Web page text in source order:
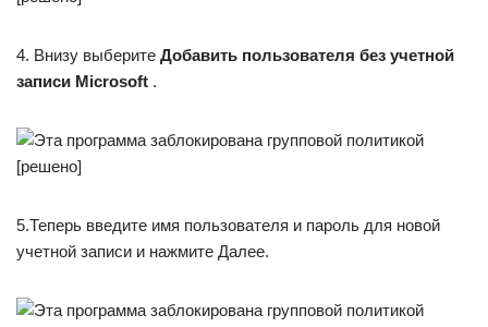
4. Внизу выберите Добавить пользователя без учетной
записи Microsoft .
5.Теперь введите имя пользователя и пароль для новой
учетной записи и нажмите Далее.